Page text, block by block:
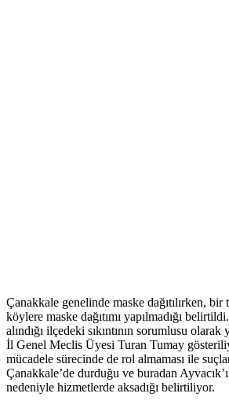
Çanakkale genelinde maske dağıtılırken,
köylere maske dağıtımı yapılmadığı
alındığı ilçedeki sıkıntının sorumlusu
İl Genel Meclis Üyesi Turan Tumay
mücadele sürecinde de rol almaması ile
Çanakkale’de durduğu ve buradan
nedeniyle hizmetlerde aksadığı belirtiliyor.